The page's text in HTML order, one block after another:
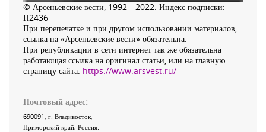
© Арсеньевские вести, 1992—2022. Индекс подписки:
П2436
При перепечатке и при другом использовании материалов,
ссылка на «Арсеньевские вести» обязательна.
При републикации в сети интернет так же обязательна
работающая ссылка на оригинал статьи, или на главную
страницу сайта: https://www.arsvest.ru/
Почтовый адрес:
690091, г. Владивосток,
Приморский край, Россия